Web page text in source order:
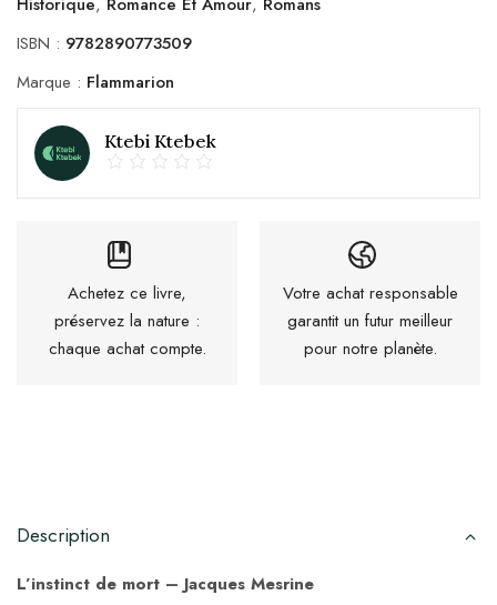
ISBN : 9782890773509
Marque : Flammarion
Ktebi Ktebek
Achetez ce livre,
préservez la nature :
chaque achat compte.
Votre achat responsable
garantit un futur meilleur
pour notre planète.
Description
L’instinct de mort – Jacques Mesrine